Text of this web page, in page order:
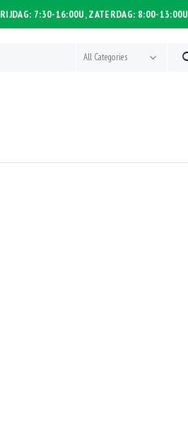
7:30-16:00U, ZATERDAG: 8:00-13:00U
All Categories